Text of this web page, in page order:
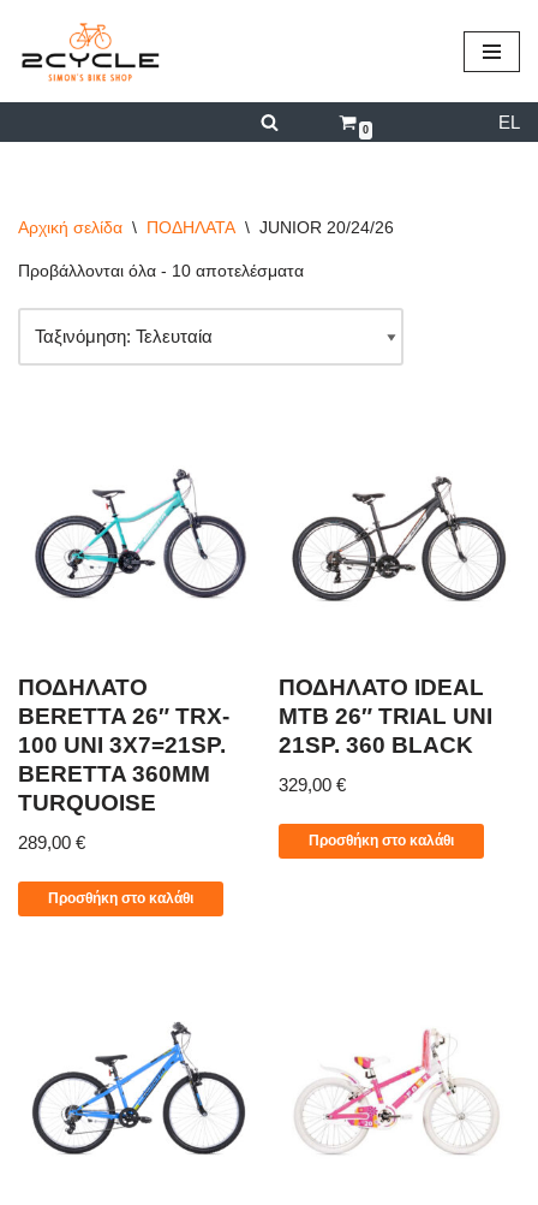
περιεχόμενο
Μεταπηδήστε
0 EL
Αρχική σελίδα \ ΠΟΔΗΛΑΤΑ \ JUNIOR 20/24/26
Προβάλλονται όλα - 10 αποτελέσματα
ΠΟΔΗΛΑΤΟ
BERETTA 26″ TRX-
100 UNI 3X7=21SP.
BERETTA 360MM
TURQUOISE
289,00 €
Προσθήκη στο καλάθι
ΠΟΔΗΛΑΤΟ IDEAL
MTB 26″ TRIAL UNI
21SP. 360 BLACK
329,00€
Προσθήκη στο καλάθι